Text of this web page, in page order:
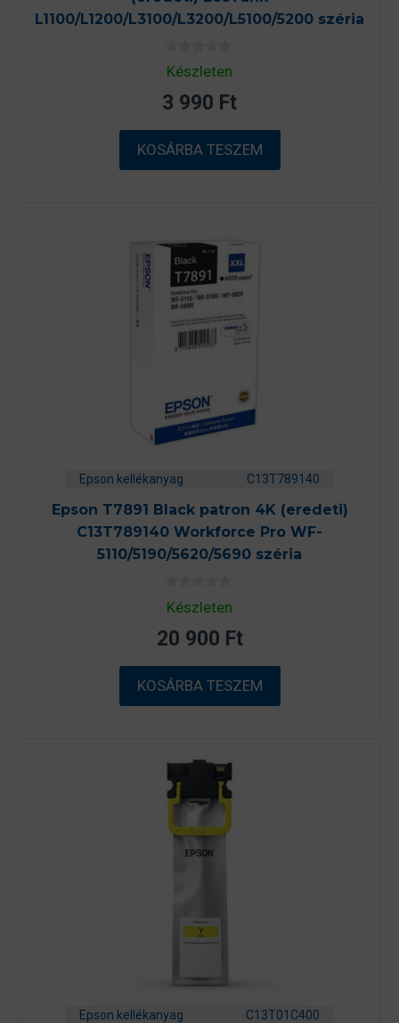
L1100/L1200/L3100/L3200/L5100/5200 széria
0
a
5
-
ő
l
Készleten
3 990 Ft
KOSÁRBA TESZEM
Epson kellékanyag C13T789140
Epson T7891 Black patron 4K (eredeti)
C13T789140 Workforce Pro WF-
5110/5190/5620/5690 széria
0
a
5
-
ő
l
Készleten
20 900 Ft
KOSÁRBA TESZEM
Epson kellékanyag C13T01C400